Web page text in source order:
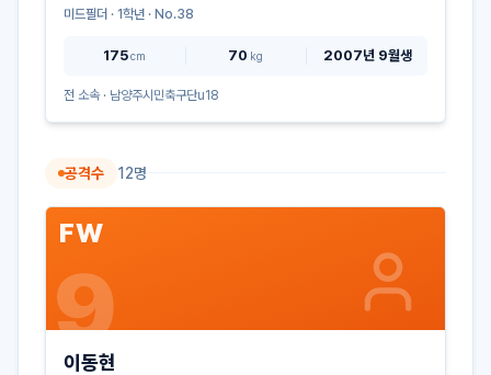
미드필더 · 1학년 · No.38
175cm 70 kg 2007년 9월생
전 소속 · 남양주시민축구단u18
공격수 12명
FW
9
이동현